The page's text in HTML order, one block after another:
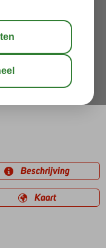
Beschrijving
Kaart